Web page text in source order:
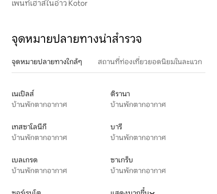
เพนท์เฮาส์ในอ่าว Kotor
จุดหมายปลายทางน่าสำรวจ
จุดหมายปลายทางใกล้ๆ สถานที่ท่องเที่ยวยอดนิยมในละแวก
เนเปิลส์
บ้านพักตากอากาศ
ติรานา
บ้านพักตากอากาศ
เทสซาโลนีกี
บ้านพักตากอากาศ
บารี
บ้านพักตากอากาศ
เบลเกรด
บ้านพักตากอากาศ
ซาเกร็บ
บ้านพักตากอากาศ